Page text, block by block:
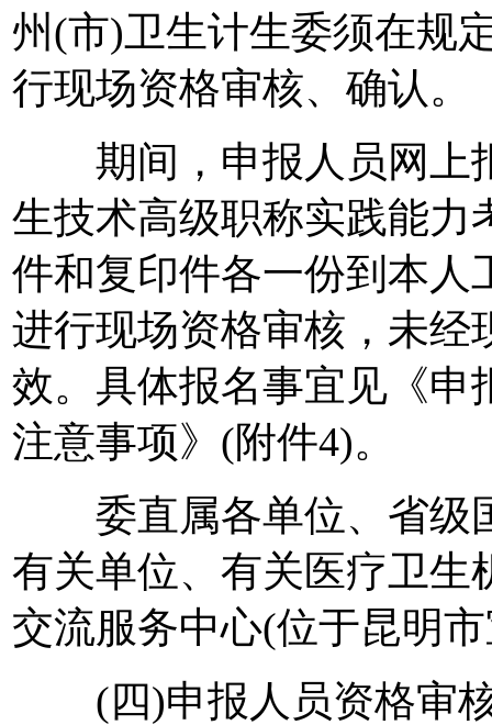
州(市)卫生计生委须在规
行现场资格审核、确认。
期间，申报人员网上
生技术高级职称实践能力
件和复印件各一份到本人
进行现场资格审核，未经
效。具体报名事宜见《申
注意事项》(附件4)。
委直属各单位、省级
有关单位、有关医疗卫生
交流服务中心(位于昆明
(四)申报人员资格审核